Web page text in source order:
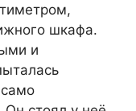
шкафа.
и